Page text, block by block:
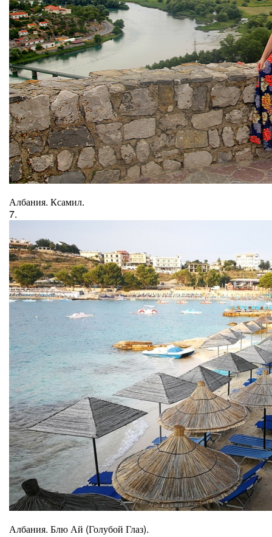
Албания. Ксамил.
7.
Албания. Блю Ай (Голубой Глаз).